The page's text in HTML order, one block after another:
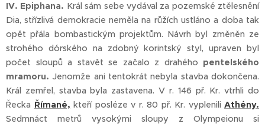
IV. Epiphana. Král sám sebe vydával za pozemské ztělesnění
Dia, střízlivá demokracie neměla na růžích ustláno a doba tak
opět přála bombastickým projektům. Návrh byl změněn ze
strohého dórského na zdobný korintský styl, upraven byl
počet sloupů a stavět se začalo z drahého pentelského
mramoru. Jenomže ani tentokrát nebyla stavba dokončena.
Král zemřel, stavba byla zastavena. V r. 146 př. Kr. vtrhli do
Řecka Římané, kteří posléze v r. 80 př. Kr. vyplenili Athény.
Sedmnáct metrů vysokými sloupy z Olympeionu si